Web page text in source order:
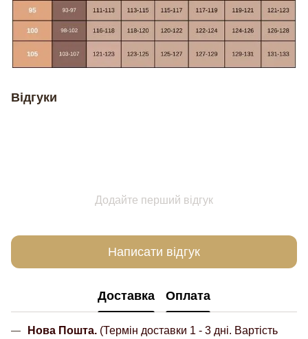
Відгуки
Додайте перший відгук
Написати відгук
Доставка Оплата
Нова Пошта. (Термін доставки 1 - 3 дні. Вартість